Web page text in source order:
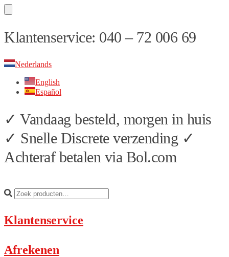
Skip
to
Skip
to
Klantenservice: 040 – 72 006 69
Nederlands
English
Español
✓ Vandaag besteld, morgen in huis
✓ Snelle Discrete verzending ✓
Achteraf betalen via Bol.com
Klantenservice
Afrekenen